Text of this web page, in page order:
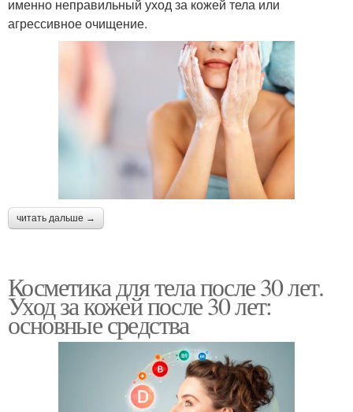
именно неправильный уход за кожей тела или
агрессивное очищение.
читать дальше →
Косметика для тела после 30 лет.
Уход за кожей после 30 лет:
основные средства